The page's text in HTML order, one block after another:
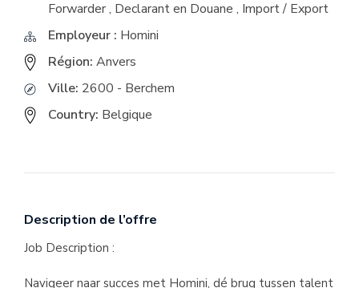
Forwarder, Declarant en Douane , Import / Export
Employeur : Homini
Région: Anvers
Ville: 2600 - Berchem
Country: Belgique
Description de l’offre
Job Description :
Navigeer naar succes met Homini, dé brug tussen talent